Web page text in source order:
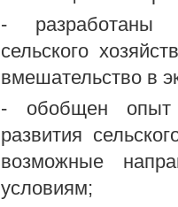
- разработаны
сельского
вмешательство в
- обобщен опыт
развития
возможные
условиям;